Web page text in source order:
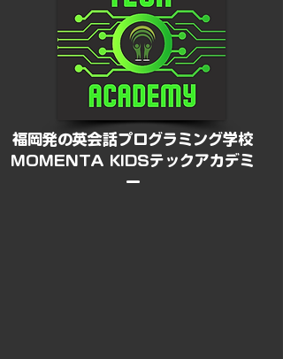
​福岡発の英会話プログラミング学校
MOMENTA KIDSテックアカデミ
ー